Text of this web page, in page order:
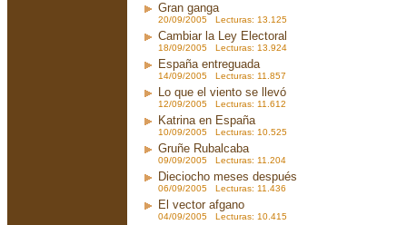
Gran ganga
20/09/2005 Lecturas: 13.125
Cambiar la Ley Electoral
18/09/2005 Lecturas: 13.924
España entreguada
14/09/2005 Lecturas: 11.857
Lo que el viento se llevó
12/09/2005 Lecturas: 11.612
Katrina en España
10/09/2005 Lecturas: 10.525
Gruñe Rubalcaba
09/09/2005 Lecturas: 11.204
Dieciocho meses después
06/09/2005 Lecturas: 11.436
El vector afgano
04/09/2005 Lecturas: 10.415